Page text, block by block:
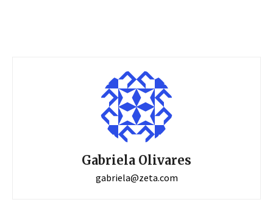
Gabriela Olivares
gabriela@zeta.com